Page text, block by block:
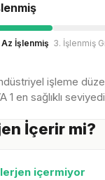
Az İşlenmiş 3. İşlenmiş
işleme
1 en sağlıklı
İçerir mi?
içermiyor